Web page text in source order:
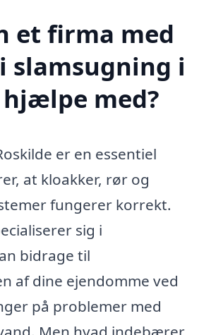
et firma med
slamsugning i
hjælpe med?
er en essentiel
at kloakker, rør og
fungerer korrekt.
sig i
bidrage til
af dine ejendomme ved
på problemer med